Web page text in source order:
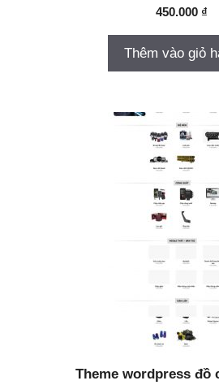
450.000 ₫
Thêm vào giỏ
Theme wordpress đồ